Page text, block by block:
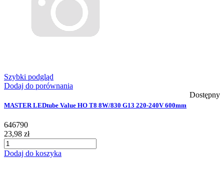
Szybki podgląd
Dodaj do porównania
Dostępny
MASTER LEDtube Value HO T8 8W/830 G13 220-240V 600mm
646790
23,98 zł
Dodaj do koszyka